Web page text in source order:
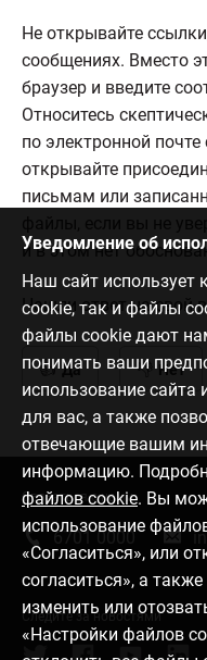
Не открывайте
сообщениях. Вместо
браузер и введите
Относитесь
по электронной
открывайте
письмам или
и в этом нет
Нашли ответ на свой
Да Нет
Уведомление об
Наш сайт использует
cookie, так и файлы
файлы cookie дают
понимать ваши
использование сайта
для вас, а также
отвечающие вашим
информацию.
файлов cookie. Вы
использование
«Согласиться», или
согласиться», а
изменить или
«Настройки файлов
Связаться с нами
6701 0000
Следите за новостями